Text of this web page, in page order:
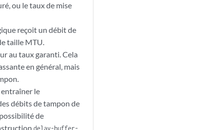
ou le taux de mise
reçoit un débit de
taille MTU.
au taux garanti. Cela
en général, mais
le
débits de tampon de
de